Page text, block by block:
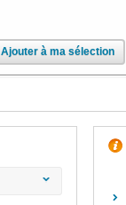
Ajouter à ma sélection